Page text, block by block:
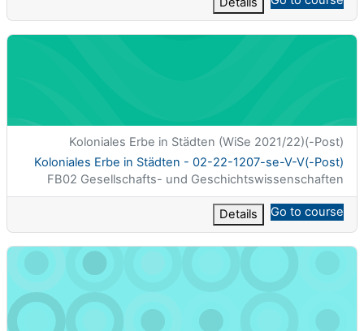
(Post-)Koloniales Erbe in Städten - 02-22-1207-se-V-V
الاسم المختصر للمقرر الدراسي(Post-)Koloniales Erbe in Städten (WiSe 2021/22)
اسم المقرر(Post-)Koloniales Erbe in Städten - 02-22-1207-se-V-V
تصنيف المساق
FB02 Gesellschafts- und Geschichtswissenschaften
Go to course
Details
Pragmatik - 02-15-1016-se